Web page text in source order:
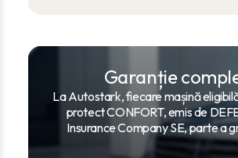
Garanție
La Autostark, fiecare mașină
protect CONFORT, emis de
Insurance Company SE, parte a